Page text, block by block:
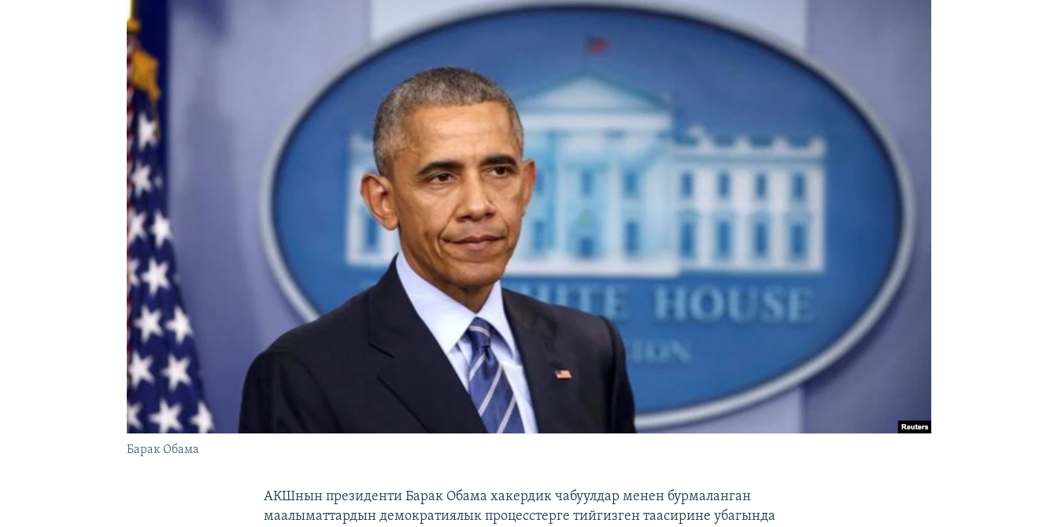
ЫҢГАЙСЫЗ СУРООЛОР
Барак Обама
АКШнын президенти Барак Обама хакердик чабуулдар менен бурмаланган
маалыматтардын демократиялык процесстерге тийгизген таасирине убагында